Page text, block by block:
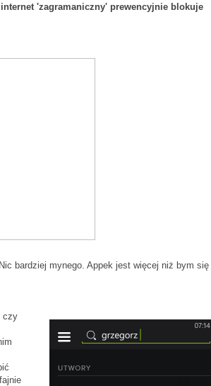
'zagramaniczny' prewencyjnie blokuje
bardziej mynego. Appek jest więcej niż bym się
czy